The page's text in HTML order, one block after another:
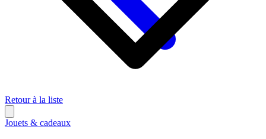
Retour à la liste
Jouets & cadeaux